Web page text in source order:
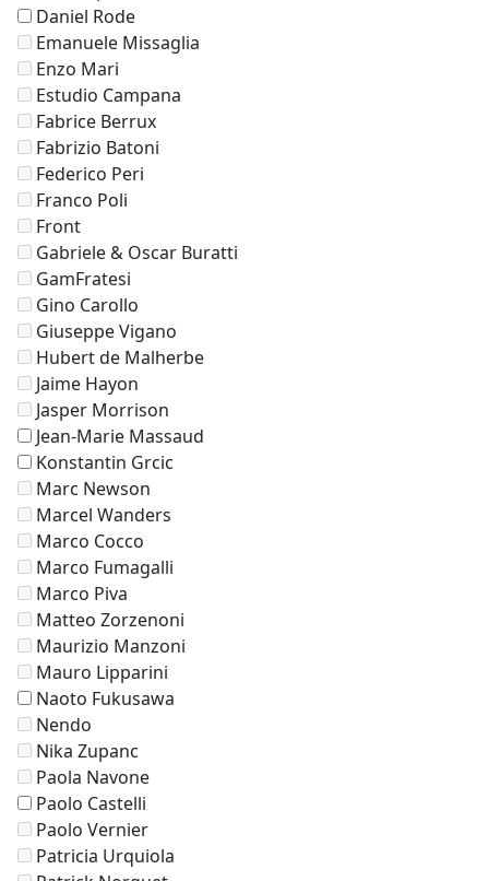
Daniel Rode
Emanuele Missaglia
Enzo Mari
Estudio Campana
Fabrice Berrux
Fabrizio Batoni
Federico Peri
Franco Poli
Front
Gabriele & Oscar Buratti
GamFratesi
Gino Carollo
Giuseppe Vigano
Hubert de Malherbe
Jaime Hayon
Jasper Morrison
Jean-Marie Massaud
Konstantin Grcic
Marc Newson
Marcel Wanders
Marco Cocco
Marco Fumagalli
Marco Piva
Matteo Zorzenoni
Maurizio Manzoni
Mauro Lipparini
Naoto Fukusawa
Nendo
Nika Zupanc
Paola Navone
Paolo Castelli
Paolo Vernier
Patricia Urquiola